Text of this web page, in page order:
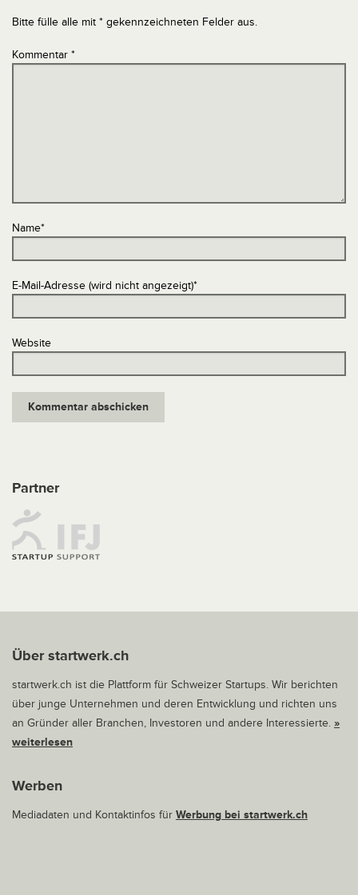
Bitte fülle alle mit * gekennzeichneten Felder aus.
Kommentar *
Name*
E-Mail-Adresse (wird nicht angezeigt)*
Website
Partner
Über startwerk.ch
startwerk.ch ist die Plattform für Schweizer Startups. Wir berichten
über junge Unternehmen und deren Entwicklung und richten uns
an Gründer aller Branchen, Investoren und andere Interessierte. »
weiterlesen
Werben
Mediadaten und Kontaktinfos für Werbung bei startwerk.ch